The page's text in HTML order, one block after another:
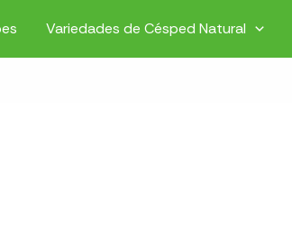
Variedades de Césped Natural